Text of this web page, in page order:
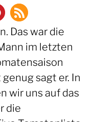
Das war die
im letzten
sagt er. In
wir uns auf das
die